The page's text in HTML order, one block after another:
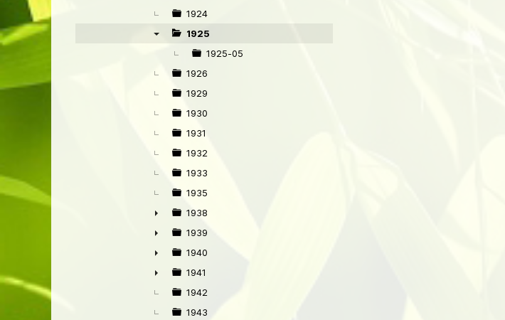
►
1924
1925
1925-05
1926
1929
1930
1931
1932
1933
1935
►
1938
►
1939
►
1940
►
1941
1942
1943